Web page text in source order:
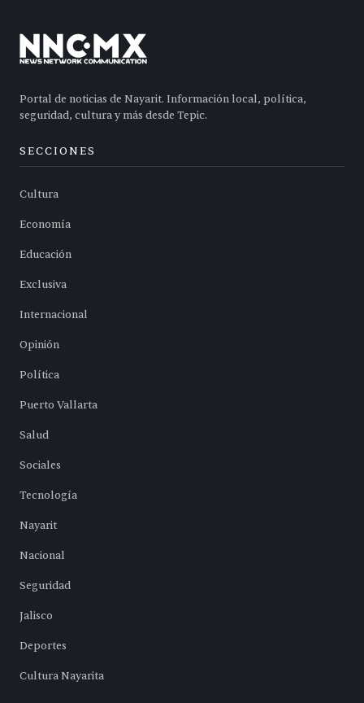
Portal de noticias de Nayarit. Información local, política,
seguridad, cultura y más desde Tepic.
SECCIONES
Cultura
Economía
Educación
Exclusiva
Internacional
Opinión
Política
Puerto Vallarta
Salud
Sociales
Tecnología
Nayarit
Nacional
Seguridad
Jalisco
Deportes
Cultura Nayarita